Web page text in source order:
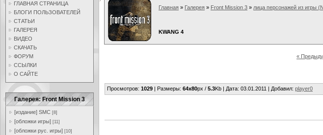
ГЛАВНАЯ СТРАНИЦА
БЛОГИ ПОЛЬЗОВАТЕЛЕЙ
СТАТЬИ
ГАЛЕРЕЯ
ВИДЕО
СКАЧАТЬ
ФОРУМ
ССЫЛКИ
О САЙТЕ
Галерея: Front Mission 3
[издание] SMC [8]
[обложки игры] [11]
[обложки рус. игры] [10]
Главная » Галерея » Front Mission 3 » лица персонажей из игры
KWANG 4
«
Просмотров: 1029 | Размеры: 64x80px / 5.3Kb | Дата: 03.01.2011 | Добавил: player0